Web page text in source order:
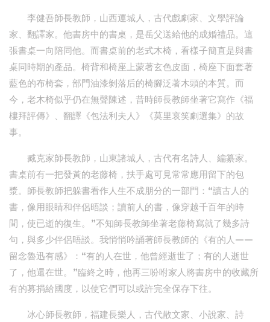
李健吾師長教師，山西運城人，古代戲劇家、文學評論
家、翻譯家。他書房中的書桌，是岳父送給他的成婚禮品。這
張書桌一向陪同他。而書桌前的老式木椅，看樣子簡直是與書
桌同時期的產品。椅背和椅座上蒙著玄色皮面，椅座下面套著
藍色的布椅套，部門油漆剝落后的椅腳泛著木頭的本質。而
今，老木椅似乎仍在無聲陳述，昔時師長教師坐著它寫作《福
樓拜評傳》、翻譯《包法利夫人》《莫里哀笑劇選集》的故
事。
臧克家師長教師，山東諸城人，古代有名詩人、編纂家。
書桌前有一把發黃的老藤椅，扶手處可見常常應用留下的包
漿。師長教師把躲書看作人生不成朋分的一部門：“讀古人的
書，像用眼睛和伴侶晤談；讀前人的書，像穿越千百年的時
間，使已逝的復生。”不知師長教師坐著老藤椅寫就了幾多詩
句，與多少伴侶晤談。我悄悄吟誦著師長教師的《有的人——
留念魯迅有感》：“有的人在世，他曾經逝世了；有的人逝世
了，他還在世。”臨終之時，他再三吩咐家人將書房中的收藏所
有的募捐給國度，以使它們可以或許完全保存下往。
冰心師長教師，福建長樂人，古代散文家、小說家、詩